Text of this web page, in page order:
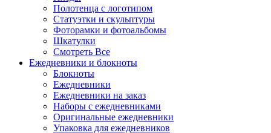
Полотенца с логотипом
Статуэтки и скульптуры
Фоторамки и фотоальбомы
Шкатулки
Смотреть Все
Ежедневники и блокноты
Блокноты
Ежедневники
Ежедневники на заказ
Наборы с ежедневниками
Оригинальные ежедневники
Упаковка для ежедневников